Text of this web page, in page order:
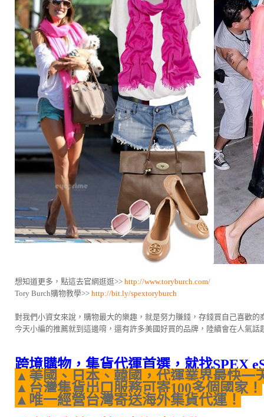
想知道更多，點這去官網逛逛>> http://www.toryburch.com/
Tory Burch購物教學>> http://bit.ly/spextoryburch
對我們小資女來說，購物最大的樂趣，就是努力賺錢，存錢買自己喜歡
今天小編的推薦就到這邊唷，還有許多美國好買的品牌，陸續會在人氣話
跨境購物，集貨代運首選，就找SPEX
▲美國、日本、韓國，代運業界最快一
▲台灣集貨出口服務可寄100多個國家！
▲唯一經營台灣寄送海外集貨代運！